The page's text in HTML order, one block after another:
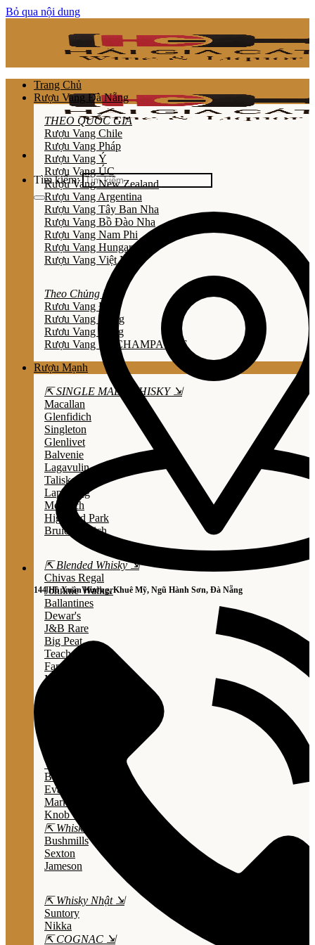
Bỏ qua nội dung
Tìm kiếm:
144 Hồ Xuân Hương, Khuê Mỹ, Ngũ Hành Sơn, Đà Nẵng
Trang Chủ
Rượu Vang Đà Nẵng
THEO QUỐC GIA
Rượu Vang Chile
Rượu Vang Pháp
Rượu Vang Ý
Rượu Vang ÚC
Rượu Vang New Zealand
Rượu Vang Argentina
Rượu Vang Tây Ban Nha
Rượu Vang Bồ Đào Nha
Rượu Vang Nam Phi
Rượu Vang Hungary
Rượu Vang Việt Nam
Theo Chủng Loại
Rươu Vang Đỏ
Rươu Vang Trắng
Rươu Vang Hồng
Rượu Vang Nổ/CHAMPAGNE
Rượu Mạnh
⇱ SINGLE MALT WHISKY ⇲
Macallan
Glenfidich
Singleton
Glenlivet
Balvenie
Lagavulin
Talisker
Laphroaig
Mortlach
Highland Park
Bruichladdich
⇱ Blended Whisky ⇲
Chivas Regal
Johnnie Walker
Ballantines
Dewar's
J&B Rare
Big Peat
Teacher's
Famous Grouse
Monkey Shouder
Wild Turkey
Bulleit Bourbon
Evan Williams
Marker's Mark
Knob Creek
⇱ Whiskey Ailen ⇲
Bushmills
Sexton
Jameson
⇱ Whisky Nhật ⇲
Suntory
Nikka
⇱ COGNAC ⇲